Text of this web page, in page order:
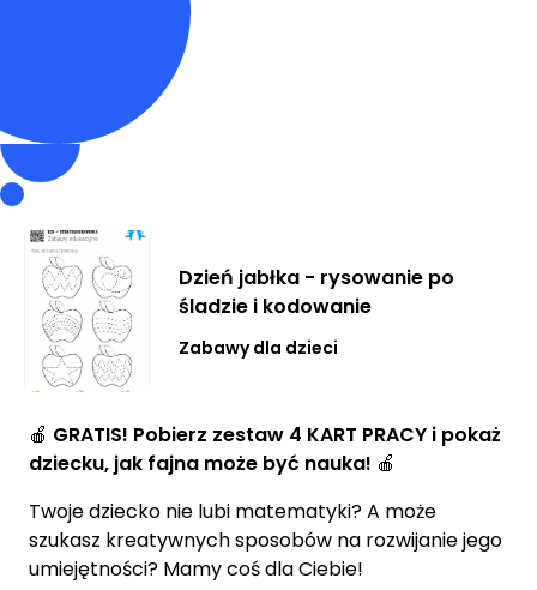
Dzień jabłka - rysowanie po
śladzie i kodowanie
Zabawy dla dzieci
🍎 GRATIS! Pobierz zestaw 4 KART PRACY i pokaż
dziecku, jak fajna może być nauka! 🍎
Twoje dziecko nie lubi matematyki? A może
szukasz kreatywnych sposobów na rozwijanie jego
umiejętności? Mamy coś dla Ciebie!